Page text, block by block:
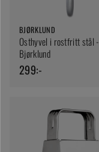
BJØRKLUND
Osthyvel i rostfritt stål -
Bjørklund
299:-